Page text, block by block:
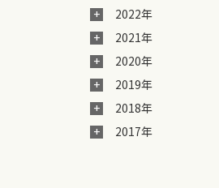
2022年
2021年
2020年
2019年
2018年
2017年